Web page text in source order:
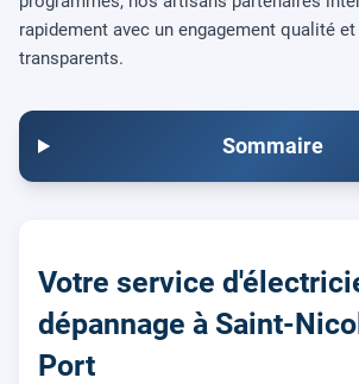
rapidement avec un engagement qualité
transparents.
Sommaire
Votre service
dépannage à Saint-
Port